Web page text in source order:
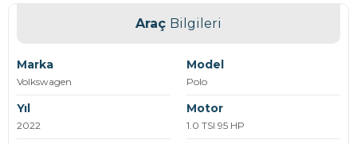
Araç Bilgileri
Marka
Volkswagen
Model
Polo
Yıl
2022
Motor
1.0 TSI 95 HP